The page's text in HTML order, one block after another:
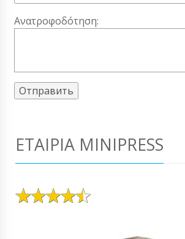
Ανατροφοδότηση:
ΕΤΑΙΡΊΑ MINIPRESS